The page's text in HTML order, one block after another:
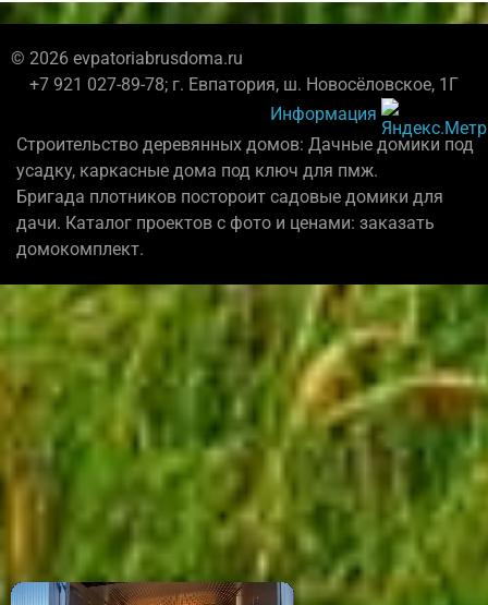
© 2026 evpatoriabrusdoma.ru
+7 921 027-89-78; г. Евпатория, ш. Новосёловское, 1Г
Информация
Строительство деревянных домов: Дачные домики под
усадку, каркасные дома под ключ для пмж.
Бригада плотников постороит садовые домики для
дачи. Каталог проектов с фото и ценами: заказать
домокомплект.